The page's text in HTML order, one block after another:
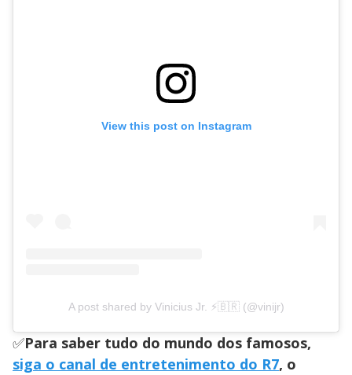
View this post on Instagram
A post shared by Vinicius Jr. ⚡️🇧🇷 (@vinijr)
✅Para saber tudo do mundo dos famosos,
siga o canal de entretenimento do R7, o